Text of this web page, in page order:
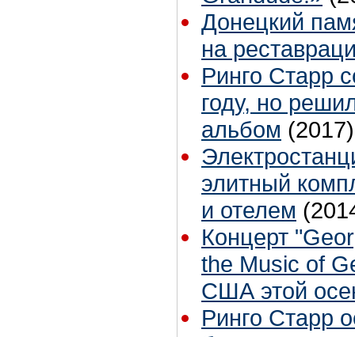
Донецкий
на
Ринго Старр
году, но
альбом (2017)
элитный
и отелем
Концерт
the Music of
США этой
Ринго Старр